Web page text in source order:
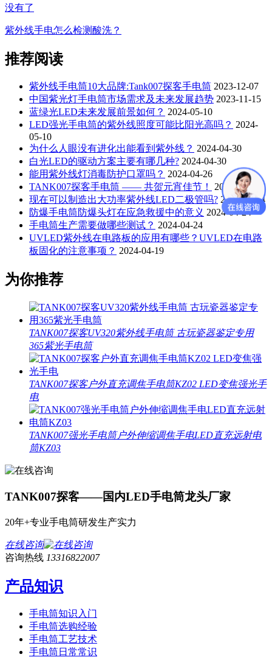
没有了
紫外线手电怎么检测酸洗？
推荐阅读
紫外线手电筒10大品牌:Tank007探客手电筒 2023-12-07
中国紫光灯手电筒市场需求及未来发展趋势 2023-11-15
蓝绿光LED未来发展前景如何？ 2024-05-10
LED强光手电筒的紫外线照度可能比阳光高吗？ 2024-
05-10
为什么人眼没有进化出能看到紫外线？ 2024-04-30
白光LED的驱动方案主要有哪几种? 2024-04-30
能用紫外线灯消毒防护口罩吗？ 2024-04-26
TANK007探客手电筒 —— 共贺元宵佳节！
2024-04-26
现在可以制造出大功率紫外线LED二极管吗? 2024-04-24
防爆手电筒防爆头灯在应急救援中的意义 2024-04-24
手电筒生产需要做哪些测试？ 2024-04-24
UVLED紫外线在电路板的应用有哪些？UVLED在电路
板固化的注意事项？ 2024-04-19
为你推荐
TANK007探客UV320紫外线手电筒 古玩瓷器鉴定专用
365紫光手电筒
TANK007探客户外直充调焦手电筒KZ02 LED变焦强光手
电
TANK007强光手电筒户外伸缩调焦手电LED直充远射电
筒KZ03
TANK007探客——国内LED手电筒龙头厂家
20年+专业手电筒研发生产实力
在线咨询
咨询热线 13316822007
产品知识
手电筒知识入门
手电筒选购经验
手电筒工艺技术
手电筒日常常识